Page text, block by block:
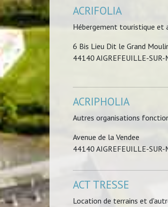
ACRIFOLIA
Hébergement touristique et
6 Bis Lieu Dit le Grand
44140 AIGREFEUILLE-SUR-
ACRIPHOLIA
Autres organisations
Avenue de la Vendee
44140 AIGREFEUILLE-SUR-
ACT TRESSE
Location de terrains et